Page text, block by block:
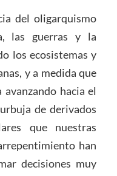
del oligarquismo
las guerras y la
los ecosistemas y
y a medida que
hacia el
de derivados
que nuestras
han
decisiones muy